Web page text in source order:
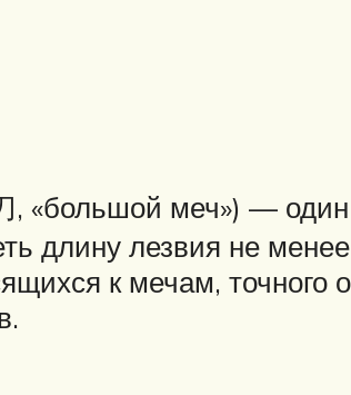
, «большой меч») —
длину лезвия не менее
к мечам,